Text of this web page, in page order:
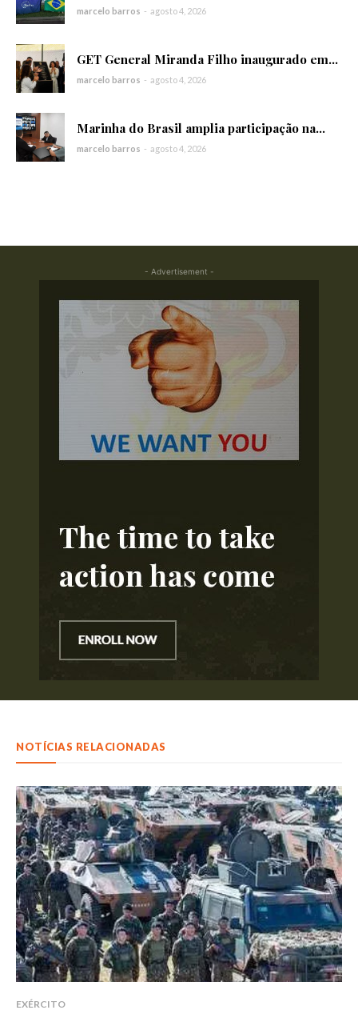
marcelo barros - agosto 4, 2026
GET General Miranda Filho inaugurado em...
marcelo barros - agosto 4, 2026
Marinha do Brasil amplia participação na...
marcelo barros - agosto 4, 2026
- Advertisement -
NOTÍCIAS RELACIONADAS
EXÉRCITO